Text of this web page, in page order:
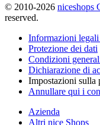
© 2010-2026 niceshops
reserved.
Informazioni
Protezione dei dati
Condizioni
Dichiarazione di
Impostazioni sulla
Annullare qui i
Azienda
Altri nice Shops